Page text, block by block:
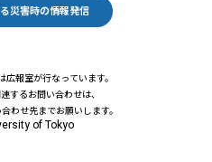
災害時の情報発信
報室が行なっています。
するお問い合わせは、
わせ先までお願いします。
of Tokyo